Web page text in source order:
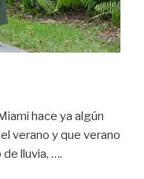
hace ya algún
verano y que verano
lluvia, ….